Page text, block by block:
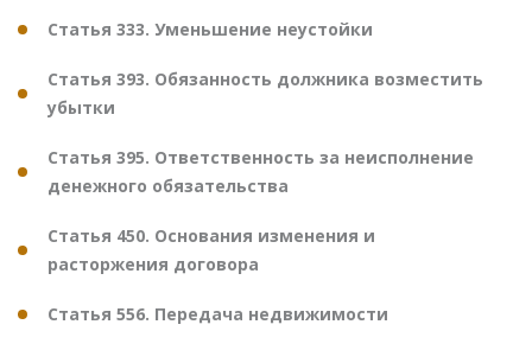
Статья 333. Уменьшение неустойки
Статья 393. Обязанность должника возместить
убытки
Статья 395. Ответственность за неисполнение
денежного обязательства
Статья 450. Основания изменения и
расторжения договора
Статья 556. Передача недвижимости